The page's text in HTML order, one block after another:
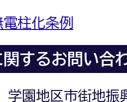
柱化条例
関するお問い合
園地区市街地振